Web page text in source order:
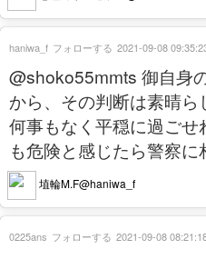
@shoko55mmts 御自身
から、その判断は素晴ら
何事もなく平穏に過ご
も危険と感じたら警察
埴輪M.F@haniwa_f
haniwa_f フォローする 2021-09-08
0225ans フォローする 2021-09-08